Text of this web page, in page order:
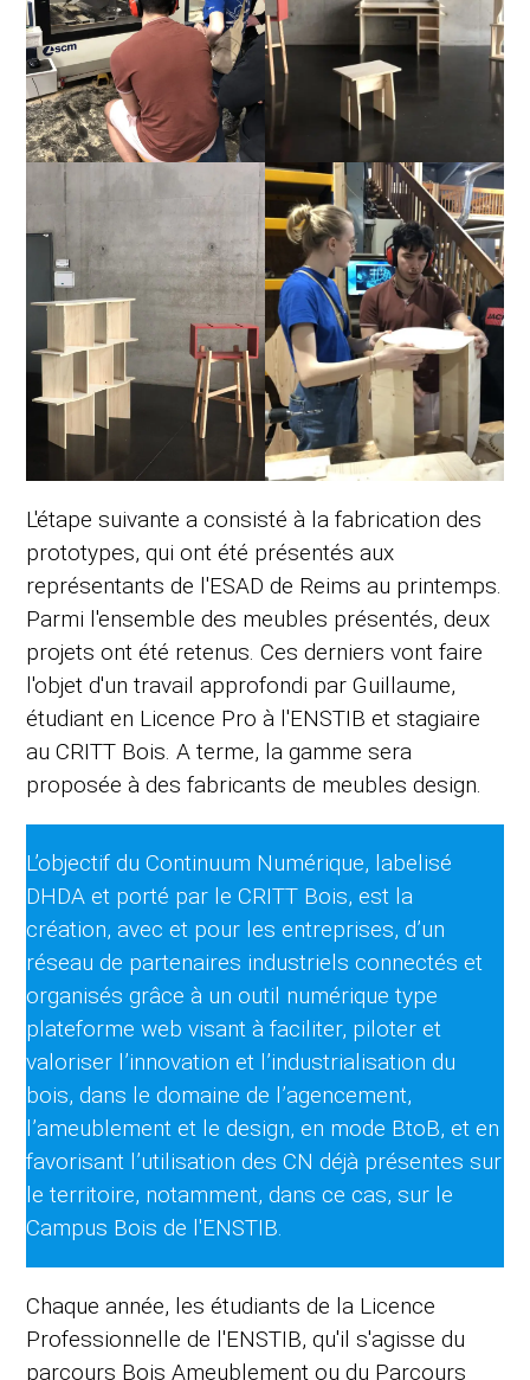
L'étape suivante a consisté à la fabrication des
prototypes, qui ont été présentés aux
représentants de l'ESAD de Reims au printemps.
Parmi l'ensemble des meubles présentés, deux
projets ont été retenus. Ces derniers vont faire
l'objet d'un travail approfondi par Guillaume,
étudiant en Licence Pro à l'ENSTIB et stagiaire
au CRITT Bois. A terme, la gamme sera
proposée à des fabricants de meubles design.
L’objectif du Continuum Numérique, labelisé
DHDA et porté par le CRITT Bois, est la
création, avec et pour les entreprises, d’un
réseau de partenaires industriels connectés et
organisés grâce à un outil numérique type
plateforme web visant à faciliter, piloter et
valoriser l’innovation et l’industrialisation du
bois, dans le domaine de l’agencement,
l’ameublement et le design, en mode BtoB, et en
favorisant l’utilisation des CN déjà présentes sur
le territoire, notamment, dans ce cas, sur le
Campus Bois de l'ENSTIB.
Chaque année, les étudiants de la Licence
Professionnelle de l'ENSTIB, qu'il s'agisse du
parcours Bois Ameublement ou du Parcours